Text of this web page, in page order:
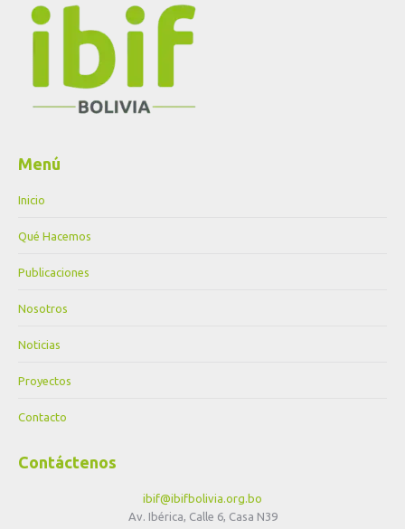
Menú
Inicio
Qué Hacemos
Publicaciones
Nosotros
Noticias
Proyectos
Contacto
Contáctenos
ibif@ibifbolivia.org.bo
Av. Ibérica, Calle 6, Casa N39